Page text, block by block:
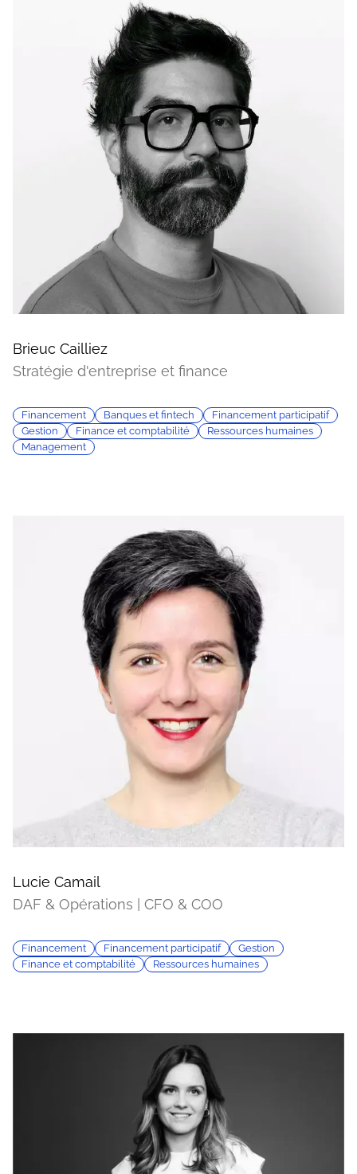
Brieuc Cailliez
Stratégie d'entreprise et finance
Financement Banques et fintech
Financement participatif
Gestion
Finance et comptabilité
Ressources humaines
Management
Lucie Camail
DAF & Opérations | CFO & COO
Financement Financement participatif
Gestion
Finance et comptabilité
Ressources humaines